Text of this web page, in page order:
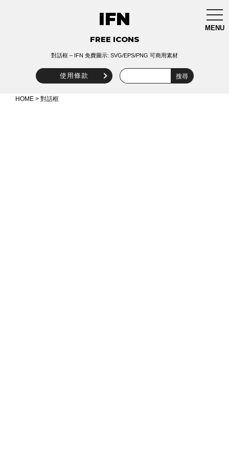
MENU
IFN
FREE ICONS
對話框 – IFN 免費圖示: SVG/EPS/PNG 可商用素材
使用條款
HOME > 對話框